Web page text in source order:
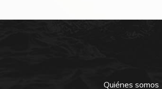
Quiénes somos